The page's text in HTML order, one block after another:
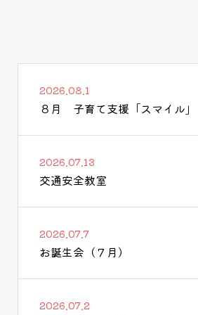
2026.08.1
８月 子育て支援「スマイル」
2026.07.13
交通安全教室
2026.07.7
お誕生会（７月）
2026.07.2